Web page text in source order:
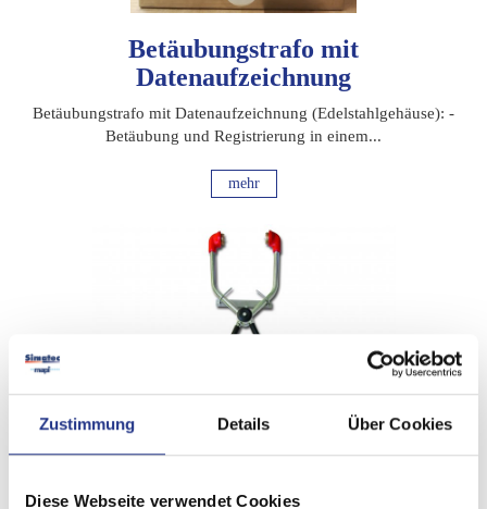
Zustimmung Details Über Cookies
Diese Webseite verwendet Cookies
Betäubungstrafo mit
Datenaufzeichnung
Betäubungstrafo mit Datenaufzeichnung (Edelstahlgehäuse): -
Betäubung und Registrierung in einem...
mehr